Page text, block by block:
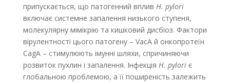
припускається, що патогенний вплив H. pylori
включає системне запалення низького ступеня,
молекулярну мімікрію та кишковий дисбіоз. Фактори
вірулентності цього патогену – VacA й онкопротеїн
CagA – стимулюють імунні шляхи, спричиняючи
розвиток пухлин і запалення. Інфекція H. pyloriє
глобальною проблемою, а її поширеність залежить